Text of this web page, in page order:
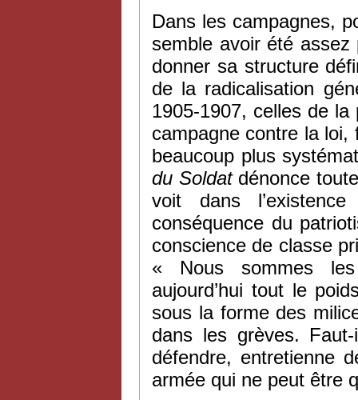
Dans les campagnes,
semble avoir été
donner sa structure
de la radicalisation
1905-1907, celles de
campagne contre la loi,
beaucoup plus
du Soldatdénonce
voit dans
conséquence du
conscience de classe
« Nous sommes les
aujourd’hui tout le
sous la forme des
dans les grèves.
défendre, entretienne
armée qui ne peut être